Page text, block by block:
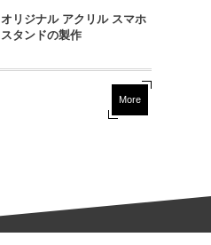
オリジナル アクリル スマホ
スタンドの製作
More